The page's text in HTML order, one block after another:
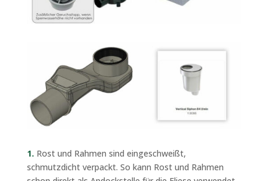
1. Rost und Rahmen sind eingeschweißt,
schmutzdicht verpackt. So kann Rost und Rahmen